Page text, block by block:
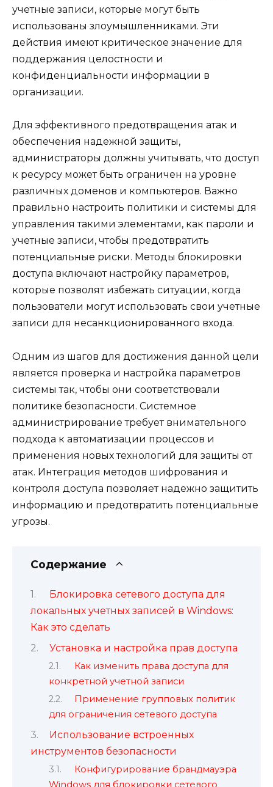
учетные записи, которые могут быть
использованы злоумышленниками. Эти
действия имеют критическое значение для
поддержания целостности и
конфиденциальности информации в
организации.
Для эффективного предотвращения атак и
обеспечения надежной защиты,
администраторы должны учитывать, что доступ
к ресурсу может быть ограничен на уровне
различных доменов и компьютеров. Важно
правильно настроить политики и системы для
управления такими элементами, как пароли и
учетные записи, чтобы предотвратить
потенциальные риски. Методы блокировки
доступа включают настройку параметров,
которые позволят избежать ситуации, когда
пользователи могут использовать свои учетные
записи для несанкционированного входа.
Одним из шагов для достижения данной цели
является проверка и настройка параметров
системы так, чтобы они соответствовали
политике безопасности. Системное
администрирование требует внимательного
подхода к автоматизации процессов и
применения новых технологий для защиты от
атак. Интеграция методов шифрования и
контроля доступа позволяет надежно защитить
информацию и предотвратить потенциальные
угрозы.
Содержание
Блокировка сетевого доступа для
локальных учетных записей в Windows:
Как это сделать
Установка и настройка прав доступа
Как изменить права доступа для
конкретной учетной записи
Применение групповых политик
для ограничения сетевого доступа
Использование встроенных
инструментов безопасности
Конфигурирование брандмауэра
Windows для блокировки сетевого